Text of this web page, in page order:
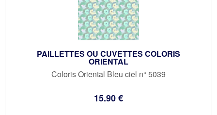
PAILLETTES OU CUVETTES COLORIS
ORIENTAL
Coloris Oriental Bleu ciel n° 5039
15.90€